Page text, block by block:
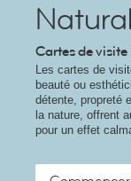
Cartes de
Les cartes de
beauté ou
détente, propreté
la nature, offrent
pour un effet